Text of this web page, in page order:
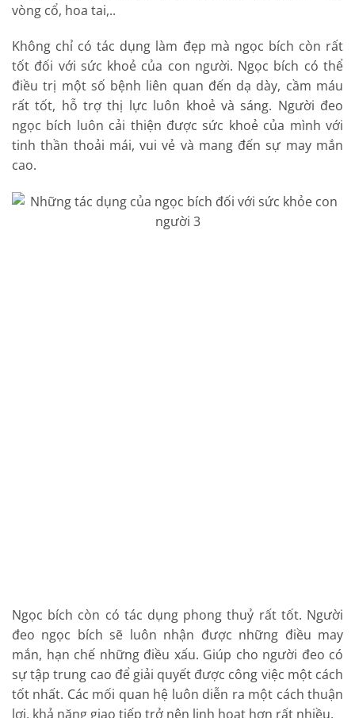
vòng cổ, hoa tai,..
Không chỉ có tác dụng làm đẹp mà ngọc bích còn rất
tốt đối với sức khoẻ của con người. Ngọc bích có thể
điều trị một số bệnh liên quan đến dạ dày, cầm máu
rất tốt, hỗ trợ thị lực luôn khoẻ và sáng. Người đeo
ngọc bích luôn cải thiện được sức khoẻ của mình với
tinh thần thoải mái, vui vẻ và mang đến sự may mắn
cao.
Ngọc bích còn có tác dụng phong thuỷ rất tốt. Người
đeo ngọc bích sẽ luôn nhận được những điều may
mắn, hạn chế những điều xấu. Giúp cho người đeo có
sự tập trung cao để giải quyết được công việc một cách
tốt nhất. Các mối quan hệ luôn diễn ra một cách thuận
lợi, khả năng giao tiếp trở nên linh hoạt hơn rất nhiều.